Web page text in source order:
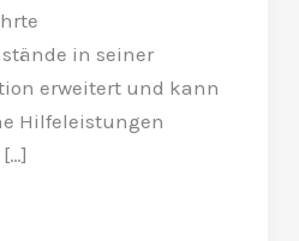
in seiner
erweitert und kann
Hilfeleistungen